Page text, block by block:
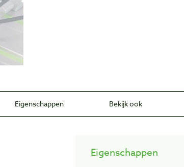
Eigenschappen Bekijk ook
Eigenschappen